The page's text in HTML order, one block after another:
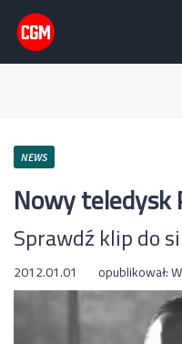
NEWS
Nowy teledysk
Sprawdź klip do
2012.01.01 opublikował: